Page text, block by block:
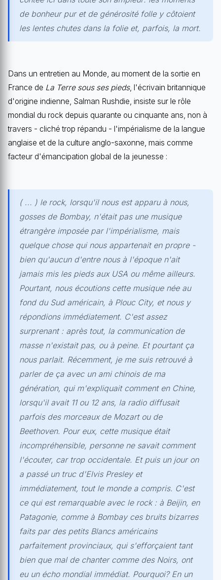
de bonheur pur et de générosité folle y côtoient
les lentes chutes dans la folie et, parfois, la mort.
Dans un entretien au Monde, au moment de la sortie en
France de La Terre sous ses pieds, l'écrivain britannique
d'origine indienne, Salman Rushdie, insiste sur le rôle
mondial du rock depuis quarante ou cinquante ans, non à
travers - cliché trop répandu - l'impérialisme de la langue
anglaise et de la culture anglo-saxonne, mais comme
facteur d'émancipation global de la jeunesse :
( ... ) le rock, lorsqu'il nous est apparu à nous,
gosses de Bombay, n'était pas une musique
étrangère imposée par l'impérialisme, mais
quelque chose qui nous appartenait en propre -
bien qu'aucun d'entre nous à l'époque n'ait
jamais mis les pieds aux USA ou même ailleurs.
Pourtant, nous écoutions cette musique née au
fond du Sud américain, à Plouc City, et nous y
répondions immédiatement. C'est assez
surprenant : après tout, la communication de
masse n'existait pas, ou à peine. Et pourtant ça
nous parlait. Récemment, je me suis retrouvé à
parler de ça avec un ami chinois de ma
génération, qui m'expliquait comment en Chine,
lorsqu'il avait 11 ou 12 ans, la radio diffusait
parfois des morceaux de Mozart ou de
Beethoven. Pour eux, cette musique était
incompréhensible, personne ne savait comment
l'écouter, car trop occidentale. Et puis un jour on
a passé un truc d'Elvis Presley et
immédiatement, tout le monde a compris. C'est
ce qui est remarquable avec le rock : à Beijin, en
Patagonie, comme à Bombay ces bruits bizarres
faits par des petits Blancs américains
parfaitement provinciaux, qui s'efforçaient tant
bien que mal de chanter comme des Noirs, ont
eu un écho mondial immédiat. Pourquoi? En un